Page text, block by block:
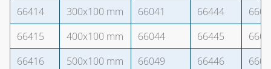
66414
300x100 mm 66041 66444
66415
400x100 mm 66044 66445
66416
500x100 mm 66049 66446